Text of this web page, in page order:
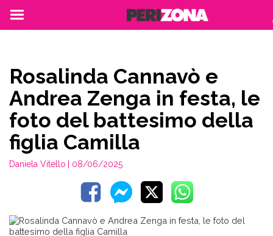
Rosalinda Cannavò e
Andrea Zenga in festa, le
foto del battesimo della
figlia Camilla
Daniela Vitello | 08/06/2025